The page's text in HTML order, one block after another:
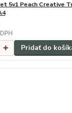
5v1 Peach Creative
Pridať do